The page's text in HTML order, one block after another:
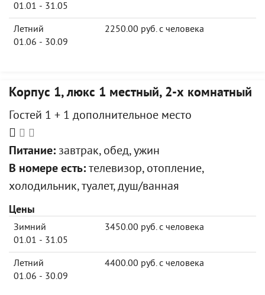
01.01 - 31.05
Летний
01.06 - 30.09
2250.00 руб. с человека
Корпус 1, люкс 1 местный, 2-х комнатный
Гостей 1 + 1 дополнительное место
Питание: завтрак, обед, ужин
В номере есть: телевизор, отопление,
холодильник, туалет, душ/ванная
Цены
Зимний
01.01 - 31.05
3450.00 руб. с человека
Летний
01.06 - 30.09
4400.00 руб. с человека